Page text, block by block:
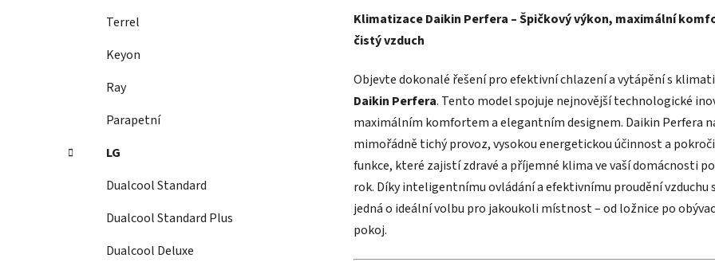
Terrel
Keyon
Ray
Parapetní
LG
Dualcool Standard
Dualcool Standard Plus
Dualcool Deluxe
Klimatizace Daikin Perfera – Špičkový výkon, maximální
čistý vzduch
Objevte dokonalé řešení pro efektivní chlazení a vytápění s
Daikin Perfera. Tento model spojuje nejnovější technologické
maximálním komfortem a elegantním designem. Daikin Perfera
mimořádně tichý provoz, vysokou energetickou účinnost a
funkce, které zajistí zdravé a příjemné klima ve vaší domácnosti
rok. Díky inteligentnímu ovládání a efektivnímu proudění vzduchu
jedná o ideální volbu pro jakoukoli místnost – od ložnice po
pokoj.